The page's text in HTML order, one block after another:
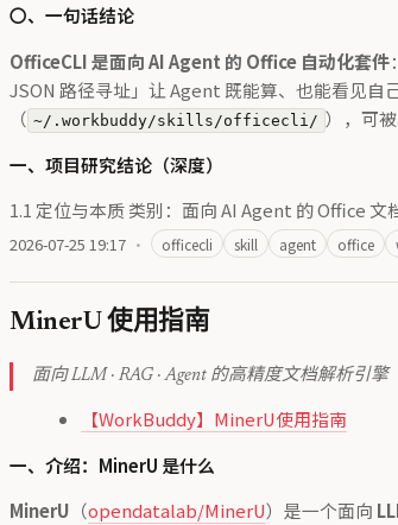
〇、一句话结论
OfficeCLI 是面向 AI Agent 的 Office 自动化套件
JSON 路径寻址」让 Agent 既能算、也能看见
（ ~/.workbuddy/skills/officecli/ ），可
一、项目研究结论（深度）
1.1 定位与本质 类别：面向 AI Agent 的 Office
2026-07-25 19:17 · officecli skill agent office
MinerU 使用指南
面向 LLM · RAG · Agent 的高精度文档解析引擎
【WorkBuddy】MinerU使用指南
一、介绍：MinerU 是什么
MinerU （opendatalab/MinerU）是一个面向